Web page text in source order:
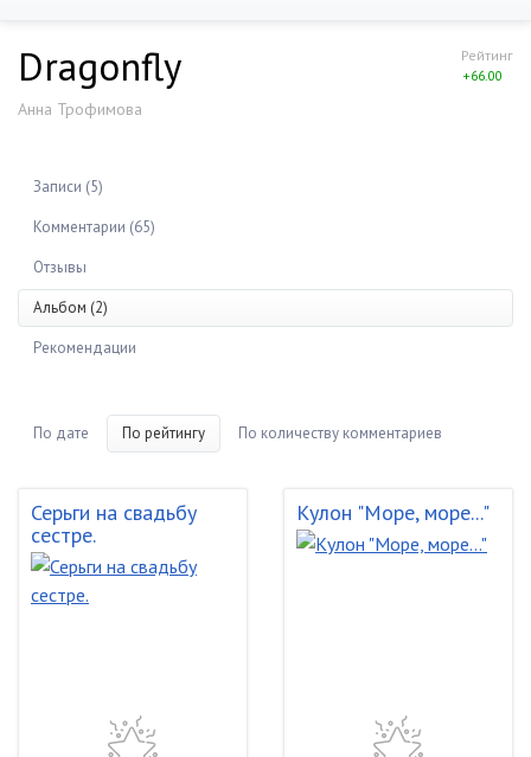
Рейтинг
+66.00
Dragonfly
Анна Трофимова
Записи (5)
Комментарии (65)
Отзывы
Альбом (2)
Рекомендации
По дате По рейтингу По количеству комментариев
Серьги на свадьбу
сестре.
Кулон "Море, море..."